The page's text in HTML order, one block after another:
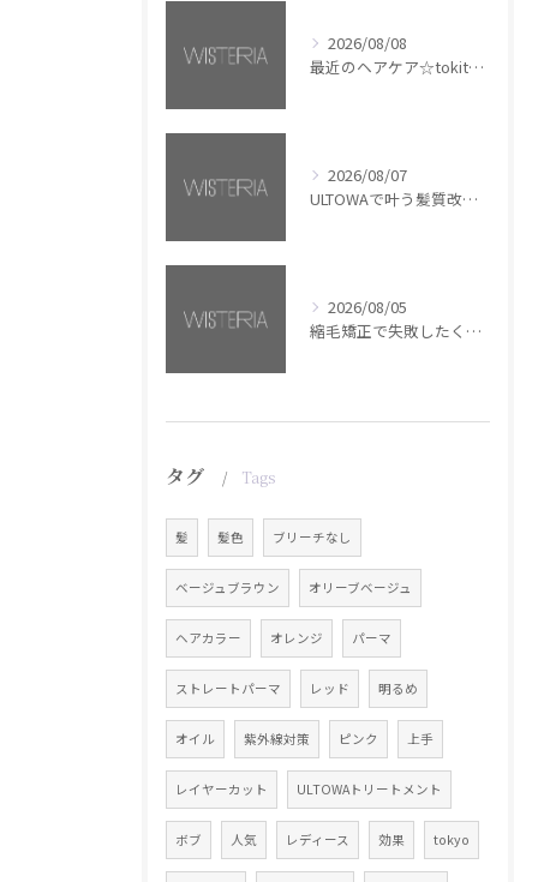
2026/08/08
最近のヘアケア☆tokita【銀座・美容室WISTERIA】
2026/08/07
ULTOWAで叶う髪質改善美髪カラー【銀座・美容室WISTERIA】
2026/08/05
縮毛矯正で失敗したくない方へ【銀座・美容室WISTERIA】
タグ Tags
髪 髪色 ブリーチなし
ベージュブラウン オリーブベージュ
ヘアカラー オレンジ パーマ
ストレートパーマ レッド 明るめ
オイル 紫外線対策 ピンク 上手
レイヤーカット ULTOWAトリートメント
ボブ 人気 レディース 効果 tokyo